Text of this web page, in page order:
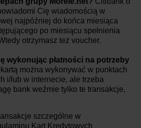
Cię wiadomością w
najpóźniej do końca miesiąca
po miesiącu spełnienia
otrzymasz też voucher.
wykonując płatności na potrzeby
kartą można wykonywać w punktach
i/lub w internecie, ale trzeba
bank weźmie tylko te transakcje,
szczególne w
Kart Kredytowych